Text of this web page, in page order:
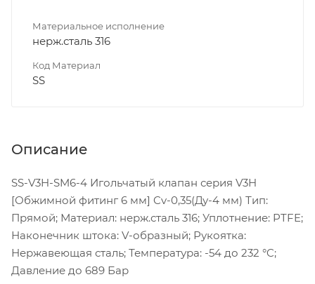
Материальное исполнение
нерж.сталь 316
Код Материал
SS
Описание
SS-V3H-SM6-4 Игольчатый клапан серия V3H
[Обжимной фитинг 6 мм] Cv-0,35(Ду-4 мм) Тип:
Прямой; Материал: нерж.сталь 316; Уплотнение: PTFE;
Наконечник штока: V-образный; Рукоятка:
Нержавеющая сталь; Температура: -54 до 232 °C;
Давление до 689 Бар